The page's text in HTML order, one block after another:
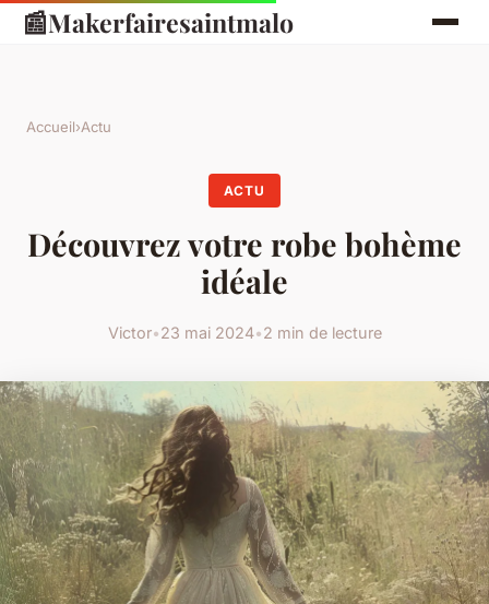
📰Makerfairesaintmalo
Accueil›Actu
ACTU
Découvrez votre robe bohème
idéale
Victor•23 mai 2024•2 min de lecture